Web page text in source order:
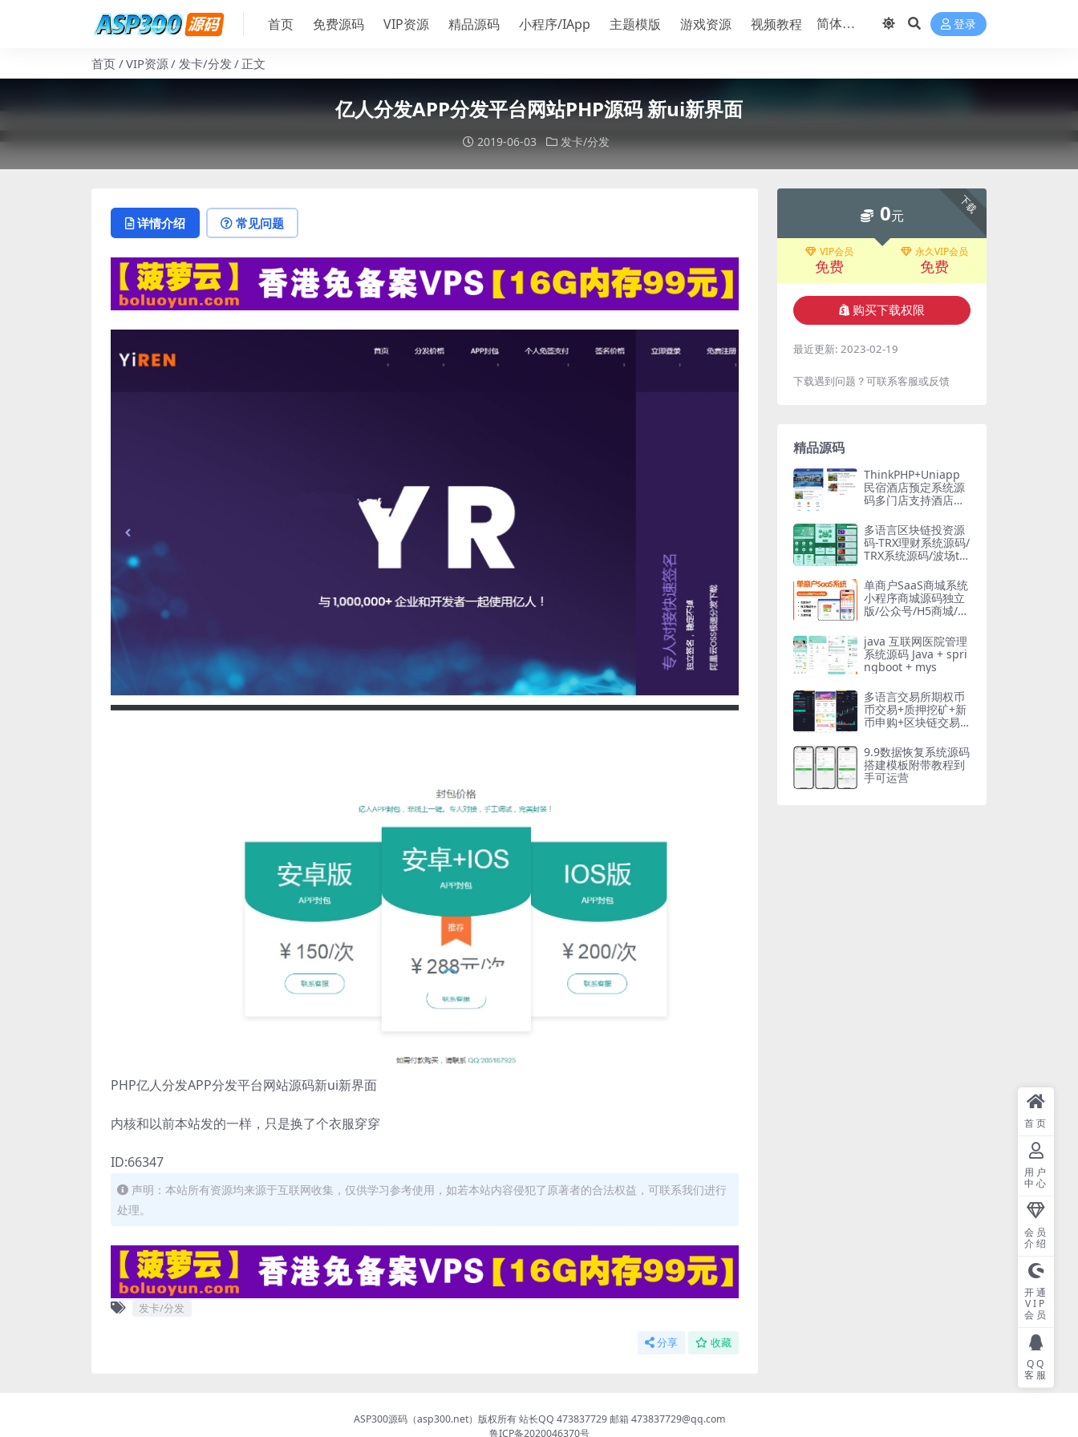
首页 免费源码 VIP资源 精品源码 小程序/IApp 主题模版 游戏资源 视频教程 登录
首页 VIP资源 发卡/分发 正文
亿人分发APP分发平台网站PHP源码 新ui新界面
2019-06-03 发卡/分发
详情介绍 常见问题
PHP亿人分发APP分发平台网站源码新ui新界面
内核和以前本站发的一样，只是换了个衣服穿穿
ID:66347
声明：本站所有资源均来源于互联网收集，仅供学习参考使用，如若本站内容侵犯了原著者的合法权益，可联系我们进行
处理。
发卡/分发
分享 收藏
下载
0元
VIP会员
免费
永久VIP会员
免费
购买下载权限
最近更新: 2023-02-19
下载遇到问题？可联系客服或反馈
精品源码
ThinkPHP+Uniapp
民宿酒店预定系统源
码多门店支持酒店系
多语言区块链投资源
码-TRX理财系统源码/
TRX系统源码/波场trx
单商户SaaS商城系统
小程序商城源码独立
版/公众号/H5商城/DI
团/秒杀
java 互联网医院管理
系统源码 Java + spri
ngboot + mys
多语言交易所期权币
币交易+质押挖矿+新
币申购+区块链交易
9.9数据恢复系统源码
搭建模板附带教程到
手可运营
ASP300源码（asp300.net）版权所有 站长QQ 473837729 邮箱 473837729@qq.com
鲁ICP备2020046370号
首页
用户
中心
会员
介绍
开通
VIP
会员
QQ
客服